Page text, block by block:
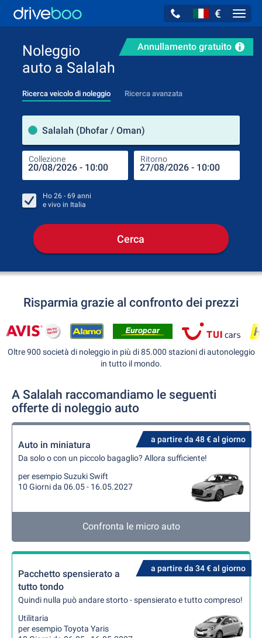
€
Annullamento gratuito
Noleggio
auto a Salalah
Ricerca veicolo di noleggio Ricerca avanzata
Salalah (Dhofar / Oman)
Collezione Ritorno
Ho 26 - 69 anni
e vivo in Italia
Cerca
Risparmia grazie al confronto dei prezzi
Oltre 900 società di noleggio in più di 85.000 stazioni di autonoleggio
in tutto il mondo.
A Salalah raccomandiamo le seguenti
offerte di noleggio auto
a partire da 48 € al giorno
Auto in miniatura
Da solo o con un piccolo bagaglio? Allora sufficiente!
per esempio Suzuki Swift
10 Giorni da 06.05 - 16.05.2027
Confronta le micro auto
a partire da 34 € al giorno
Pacchetto spensierato a
tutto tondo
Quindi nulla può andare storto - spensierato e tutto compreso!
Utilitaria
per esempio Toyota Yaris